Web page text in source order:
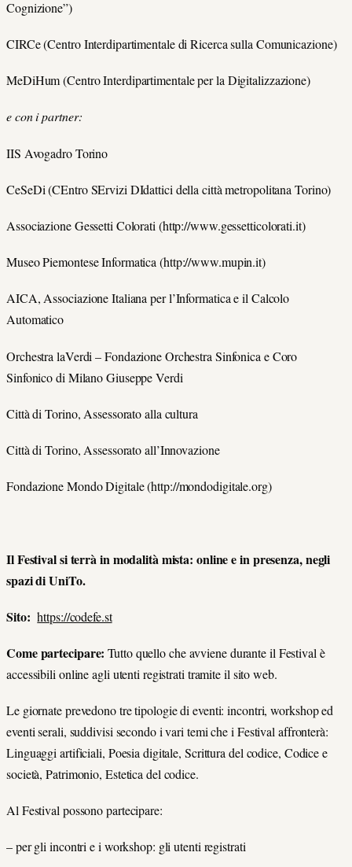
Cognizione”)
CIRCe (Centro Interdipartimentale di Ricerca sulla Comunicazione)
MeDiHum (Centro Interdipartimentale per la Digitalizzazione)
e con i partner:
IIS Avogadro Torino
CeSeDi (CEntro SErvizi DIdattici della città metropolitana Torino)
Associazione Gessetti Colorati (http://www.gessetticolorati.it)
Museo Piemontese Informatica (http://www.mupin.it)
AICA, Associazione Italiana per l’Informatica e il Calcolo
Automatico
Orchestra laVerdi – Fondazione Orchestra Sinfonica e Coro
Sinfonico di Milano Giuseppe Verdi
Città di Torino, Assessorato alla cultura
Città di Torino, Assessorato all’Innovazione
Fondazione Mondo Digitale (http://mondodigitale.org)
Il Festival si terrà in modalità mista: online e in presenza, negli
spazi di UniTo.
Sito: https://codefe.st
Come partecipare: Tutto quello che avviene durante il Festival è
accessibili online agli utenti registrati tramite il sito web.
Le giornate prevedono tre tipologie di eventi: incontri, workshop ed
eventi serali, suddivisi secondo i vari temi che i Festival affronterà:
Linguaggi artificiali, Poesia digitale, Scrittura del codice, Codice e
società, Patrimonio, Estetica del codice.
Al Festival possono partecipare:
– per gli incontri e i workshop: gli utenti registrati